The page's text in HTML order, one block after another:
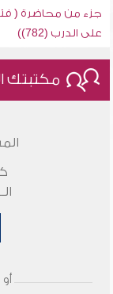
جزء من محاضرة (
على الدرب (782))
مكتبتك